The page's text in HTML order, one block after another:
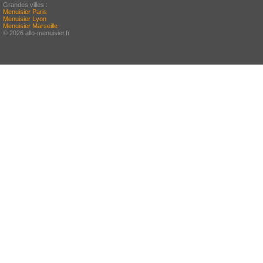
Grandes villes :
Menuisier Paris
Menuisier Lyon
Menuisier Marseille
© 2026 allo-menuisier.fr